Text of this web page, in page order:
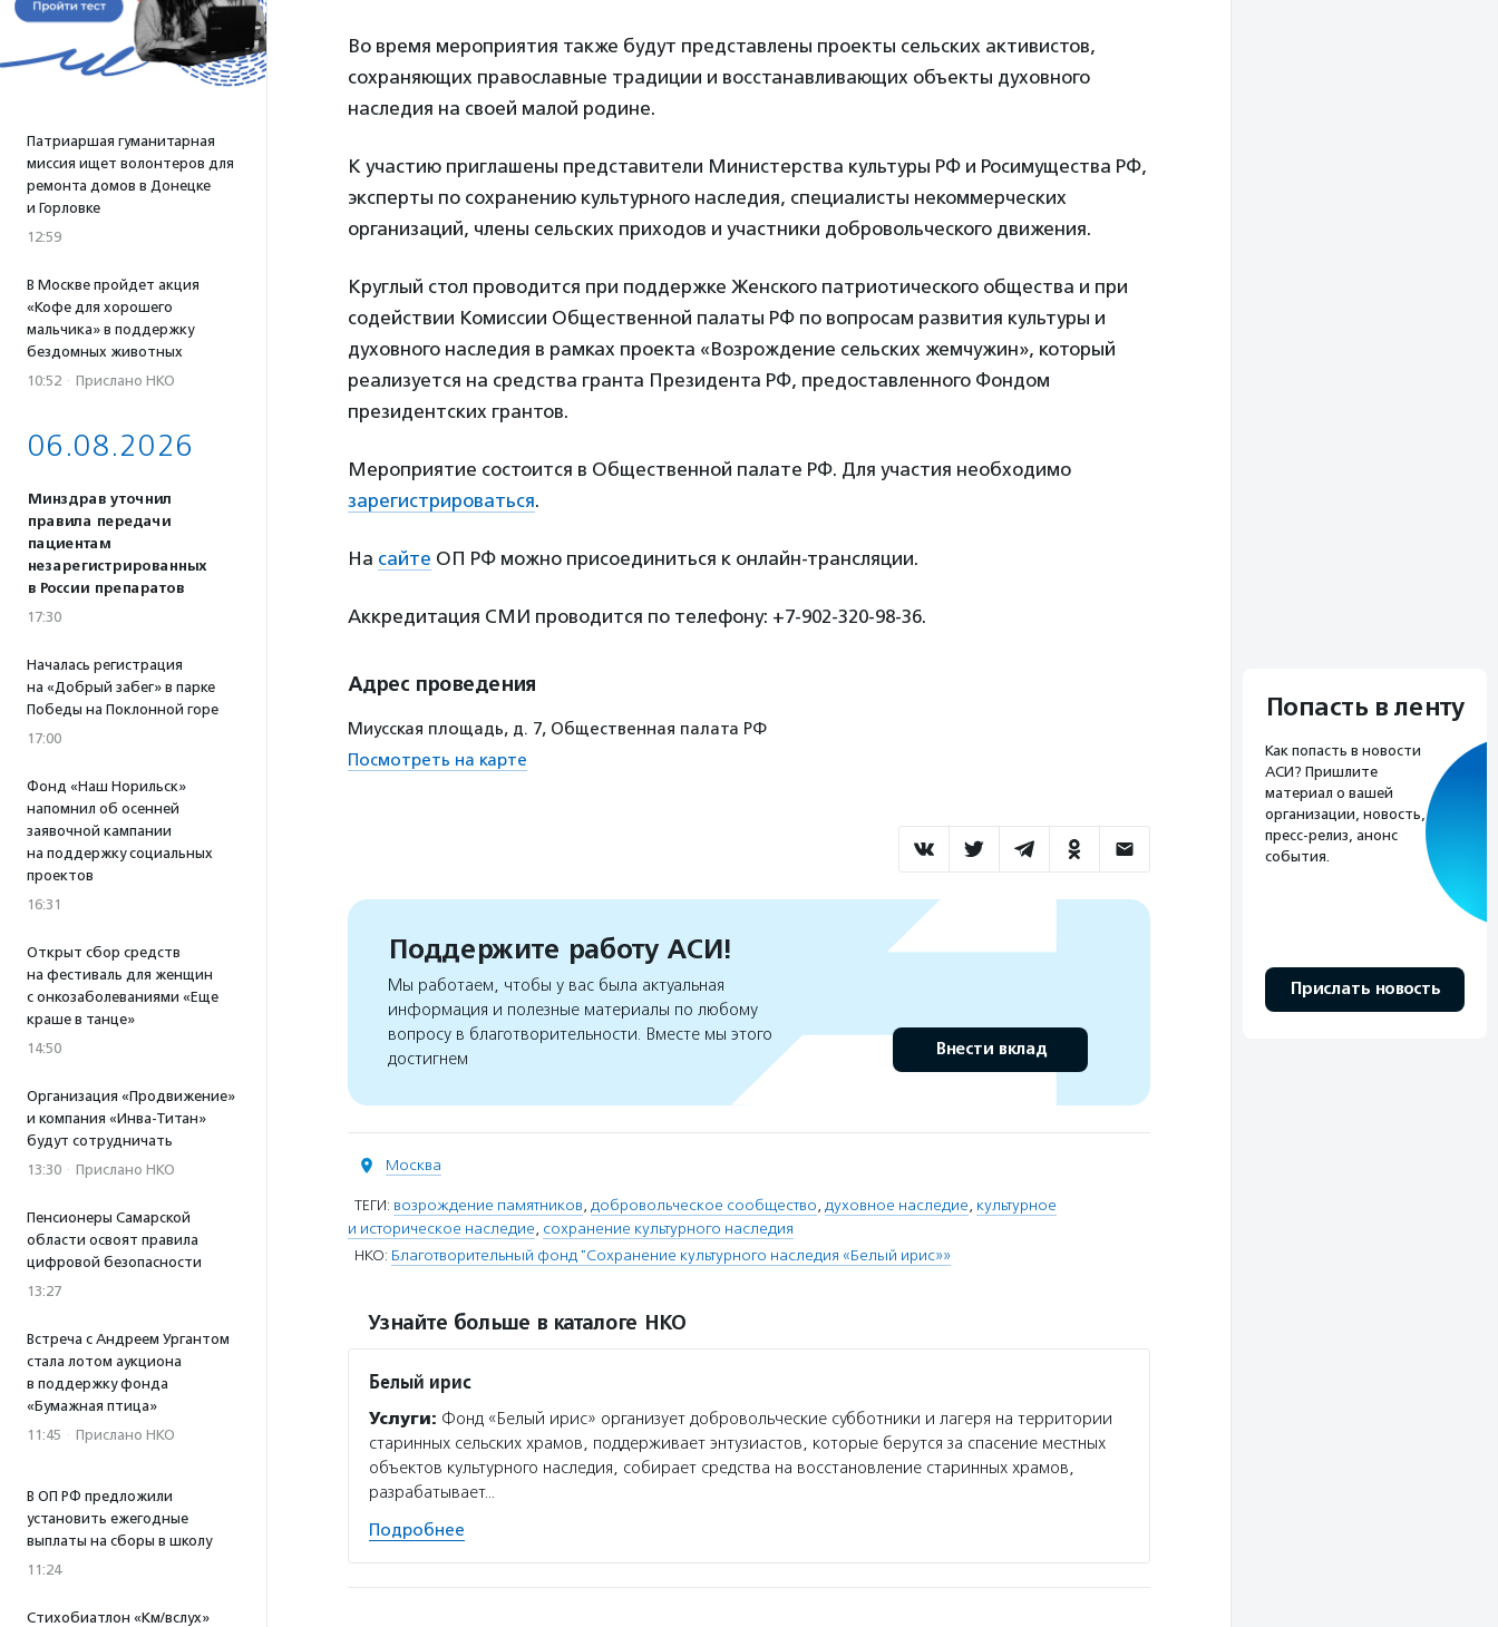
Патриаршая гуманитарная
миссия ищет волонтеров для
ремонта домов в Донецке
и Горловке
12:59
В Москве пройдет акция
«Кофе для хорошего
мальчика» в поддержку
бездомных животных
10:52 · Прислано НКО
06.08.2026
Минздрав уточнил
правила передачи
пациентам
незарегистрированных
в России препаратов
17:30
Началась регистрация
на «Добрый забег» в парке
Победы на Поклонной горе
17:00
Фонд «Наш Норильск»
напомнил об осенней
заявочной кампании
на поддержку социальных
проектов
16:31
Открыт сбор средств
на фестиваль для женщин
с онкозаболеваниями «Еще
краше в танце»
14:50
Организация «Продвижение»
и компания «Инва-Титан»
будут сотрудничать
13:30 · Прислано НКО
Пенсионеры Самарской
области освоят правила
цифровой безопасности
13:27
Встреча с Андреем Ургантом
стала лотом аукциона
в поддержку фонда
«Бумажная птица»
11:45 · Прислано НКО
В ОП РФ предложили
установить ежегодные
выплаты на сборы в школу
11:24
Стихобиатлон «Км/вслух»
Во время мероприятия также будут представлены проекты сельских активистов,
сохраняющих православные традиции и восстанавливающих объекты духовного
наследия на своей малой родине.
К участию приглашены представители Министерства культуры РФ и Росимущества РФ,
эксперты по сохранению культурного наследия, специалисты некоммерческих
организаций, члены сельских приходов и участники добровольческого движения.
Круглый стол проводится при поддержке Женского патриотического общества и при
содействии Комиссии Общественной палаты РФ по вопросам развития культуры и
духовного наследия в рамках проекта «Возрождение сельских жемчужин», который
реализуется на средства гранта Президента РФ, предоставленного Фондом
президентских грантов.
Мероприятие состоится в Общественной палате РФ. Для участия необходимо
зарегистрироваться.
На сайте ОП РФ можно присоединиться к онлайн-трансляции.
Аккредитация СМИ проводится по телефону: +7-902-320-98-36.
Адрес проведения
Миусская площадь, д. 7, Общественная палата РФ
Посмотреть на карте
Поддержите работу АСИ!
Мы работаем, чтобы у вас была актуальная
информация и полезные материалы по любому
вопросу в благотворительности. Вместе мы этого
достигнем
Внести вклад
Москва
ТЕГИ: возрождение памятников, добровольческое сообщество, духовное наследие, культурное
и историческое наследие, сохранение культурного наследия
НКО: Благотворительный фонд "Сохранение культурного наследия «Белый ирис»»
Узнайте больше в каталоге НКО
Белый ирис
Услуги: Фонд «Белый ирис» организует добровольческие субботники и лагеря на территории
старинных сельских храмов, поддерживает энтузиастов, которые берутся за спасение местных
объектов культурного наследия, собирает средства на восстановление старинных храмов,
разрабатывает…
Подробнее
Попасть в ленту
Как попасть в новости
АСИ? Пришлите
материал о вашей
организации, новость,
пресс-релиз, анонс
события.
Прислать новость